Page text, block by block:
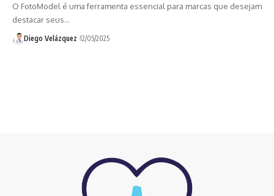
O FotoModel é uma ferramenta essencial para marcas que desejam
destacar seus…
Diego Velázquez 12/05/2025